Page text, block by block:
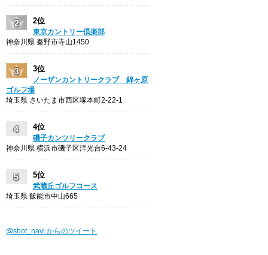
2位
東京カントリー倶楽部
神奈川県 秦野市寺山1450
3位
ノーザンカントリークラブ 錦ヶ原
ゴルフ場
埼玉県 さいたま市西区塚本町2-22-1
4位
磯子カンツリークラブ
神奈川県 横浜市磯子区洋光台6-43-24
5位
武蔵丘ゴルフコース
埼玉県 飯能市中山665
@shot_navi からのツイート